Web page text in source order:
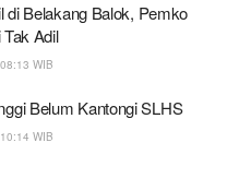
di Belakang Balok, Pemko
Tak Adil
WIB
Belum Kantongi SLHS
WIB